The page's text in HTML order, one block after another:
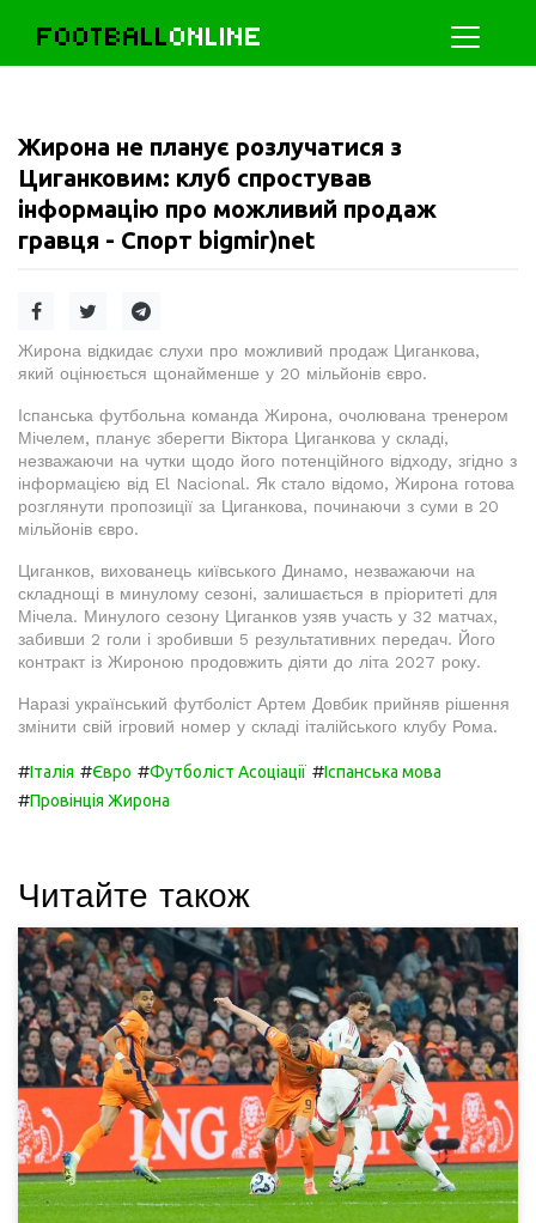
FOOTBALLONLINE
Жирона не планує розлучатися з
Циганковим: клуб спростував
інформацію про можливий продаж
гравця - Спорт bigmir)net
Жирона відкидає слухи про можливий продаж Циганкова,
який оцінюється щонайменше у 20 мільйонів євро.
Іспанська футбольна команда Жирона, очолювана тренером
Мічелем, планує зберегти Віктора Циганкова у складі,
незважаючи на чутки щодо його потенційного відходу, згідно з
інформацією від El Nacional. Як стало відомо, Жирона готова
розглянути пропозиції за Циганкова, починаючи з суми в 20
мільйонів євро.
Циганков, вихованець київського Динамо, незважаючи на
складнощі в минулому сезоні, залишається в пріоритеті для
Мічела. Минулого сезону Циганков узяв участь у 32 матчах,
забивши 2 голи і зробивши 5 результативних передач. Його
контракт із Жироною продовжить діяти до літа 2027 року.
Наразі український футболіст Артем Довбик прийняв рішення
змінити свій ігровий номер у складі італійського клубу Рома.
#Італія #Євро #Футболіст Асоціації #Іспанська мова
#Провінція Жирона
Читайте також